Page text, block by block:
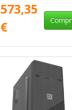
573,35
€